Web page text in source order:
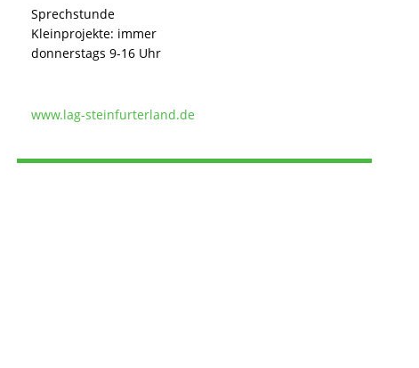
Sprechstunde
Kleinprojekte: immer
donnerstags 9-16 Uhr
www.lag-steinfurterland.de